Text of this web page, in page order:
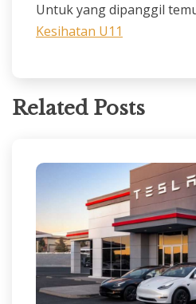
Untuk yang dipanggil
Kesihatan U11
Related Posts